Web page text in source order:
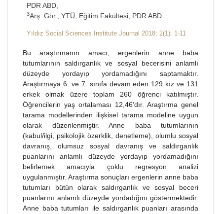
PDR ABD,
3Arş. Gör., YTÜ, Eğitim Fakültesi, PDR ABD
Yıldız Social Sciences Institute Journal 2018; 2(1): 1-11
Bu araştırmanın amacı, ergenlerin anne baba
tutumlarının saldırganlık ve sosyal becerisini anlamlı
düzeyde yordayıp yordamadığını saptamaktır.
Araştırmaya 6. ve 7. sınıfa devam eden 129 kız ve 131
erkek olmak üzere toplam 260 öğrenci katılmıştır.
Öğrencilerin yaş ortalaması 12,46’dır. Araştırma genel
tarama modellerinden ilişkisel tarama modeline uygun
olarak düzenlenmiştir. Anne baba tutumlarının
(kabul/ilgi, psikolojik özerklik, denetleme), olumlu sosyal
davranış, olumsuz sosyal davranış ve saldırganlık
puanlarını anlamlı düzeyde yordayıp yordamadığını
belirlemek amacıyla çoklu regresyon analizi
uygulanmıştır. Araştırma sonuçları ergenlerin anne baba
tutumları bütün olarak saldırganlık ve sosyal beceri
puanlarını anlamlı düzeyde yordadığını göstermektedir.
Anne baba tutumları ile saldırganlık puanları arasında